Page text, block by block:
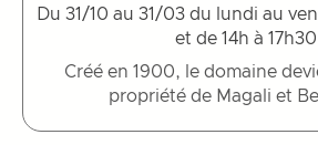
Du 31/10 au 31/03 du lundi au
et de 14h à
Créé en 1900, le domaine
propriété de Magali et